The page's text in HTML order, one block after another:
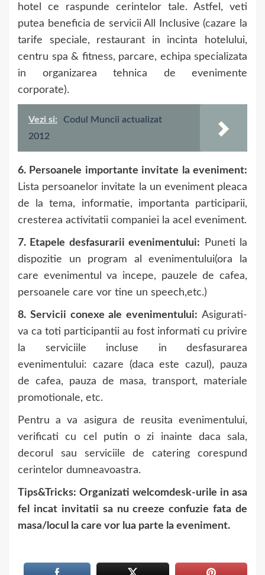
hotel ce raspunde cerintelor tale. Astfel, veti
putea beneficia de servicii All Inclusive (cazare la
tarife speciale, restaurant in incinta hotelului,
centru spa & fitness, parcare, echipa specializata
in organizarea tehnica de evenimente
corporate).
Vezi si:
Codul Muncii actualizat
2012
6. Persoanele importante invitate la eveniment:
Lista persoanelor invitate la un eveniment pleaca
de la tema, informatie, importanta participarii,
cresterea activitatii companiei la acel eveniment.
7. Etapele desfasurarii evenimentului: Puneti la
dispozitie un program al evenimentului(ora la
care evenimentul va incepe, pauzele de cafea,
persoanele care vor tine un speech,etc.)
8. Servicii conexe ale evenimentului: Asigurati-
va ca toti participantii au fost informati cu privire
la serviciile incluse in desfasurarea
evenimentului: cazare (daca este cazul), pauza
de cafea, pauza de masa, transport, materiale
promotionale, etc.
Pentru a va asigura de reusita evenimentului,
verificati cu cel putin o zi inainte daca sala,
decorul sau serviciile de catering corespund
cerintelor dumneavoastra.
Tips&Tricks: Organizati welcomdesk-urile in asa
fel incat invitatii sa nu creeze confuzie fata de
masa/locul la care vor lua parte la eveniment.